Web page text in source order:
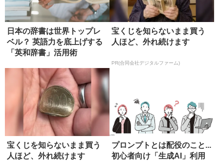
日本の辞書は世界トップレ
ベル？ 英語力を底上げする
「英和辞書」活用術
宝くじを知らないまま買う
人ほど、外れ続けます
PR(合同会社デジタルファーム)
宝くじを知らないまま買う
人ほど、外れ続けます
プロンプトとは配役のこと...
初心者向け「生成AI」利用